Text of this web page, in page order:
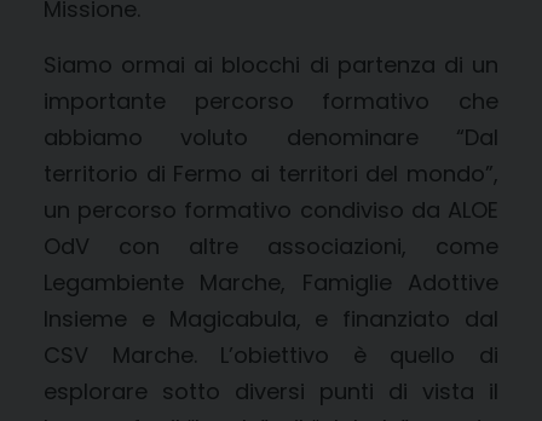
Missione.
Siamo ormai ai blocchi di partenza di un
importante percorso formativo che
abbiamo voluto denominare “Dal
territorio di Fermo ai territori del mondo”,
un percorso formativo condiviso da ALOE
OdV con altre associazioni, come
Legambiente Marche, Famiglie Adottive
Insieme e Magicabula, e finanziato dal
CSV Marche. L’obiettivo è quello di
esplorare sotto diversi punti di vista il